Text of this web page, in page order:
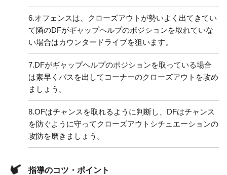
6.オフェンスは、クローズアウトが勢いよく出てきてい
て隣のDFがギャップヘルプのポジションを取れていな
い場合はカウンタードライブを狙います。
7.DFがギャップヘルプのポジションを取っている場合
は素早くパスを出してコーナーのクローズアウトを攻め
ましょう。
8.OFはチャンスを取れるように判断し、DFはチャンス
を防ぐように守ってクローズアウトシチュエーションの
攻防を磨きましょう。
指導のコツ・ポイント